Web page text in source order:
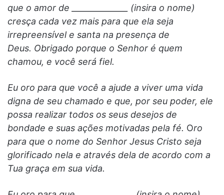
que o amor de ______________ (insira o nome)
cresça cada vez mais para que ela seja
irrepreensível e santa na presença de
Deus. Obrigado porque o Senhor é quem
chamou, e você será fiel.
Eu oro para que você a ajude a viver uma vida
digna de seu chamado e que, por seu poder, ele
possa realizar todos os seus desejos de
bondade e suas ações motivadas pela fé. Oro
para que o nome do Senhor Jesus Cristo seja
glorificado nela e através dela de acordo com a
Tua graça em sua vida.